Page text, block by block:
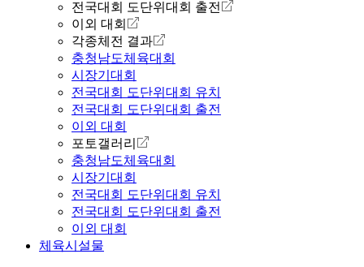
전국대회 도단위대회 출전
이외 대회
각종체전 결과
충청남도체육대회
시장기대회
전국대회 도단위대회 유치
전국대회 도단위대회 출전
이외 대회
포토갤러리
충청남도체육대회
시장기대회
전국대회 도단위대회 유치
전국대회 도단위대회 출전
이외 대회
체육시설물